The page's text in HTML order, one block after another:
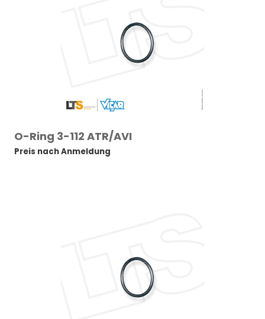
O-Ring 3-112 ATR/AVI
Preis nach Anmeldung